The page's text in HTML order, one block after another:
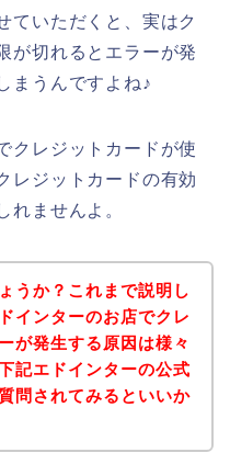
ていただくと、実はク
が切れるとエラーが発
まうんですよね♪
クレジットカードが使
レジットカードの有効
れませんよ。
うか？これまで説明し
インターのお店でクレ
が発生する原因は様々
記エドインターの公式
問されてみるといいか